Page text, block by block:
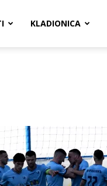
KLADIONICA